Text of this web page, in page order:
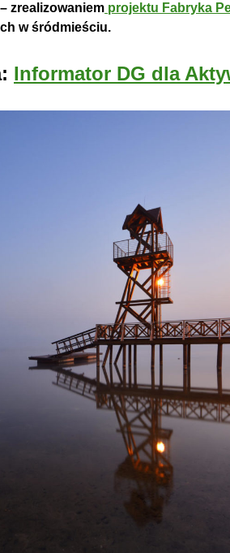
zrealizowaniem projektu Fabryka
w śródmieściu.
Informator DG dla